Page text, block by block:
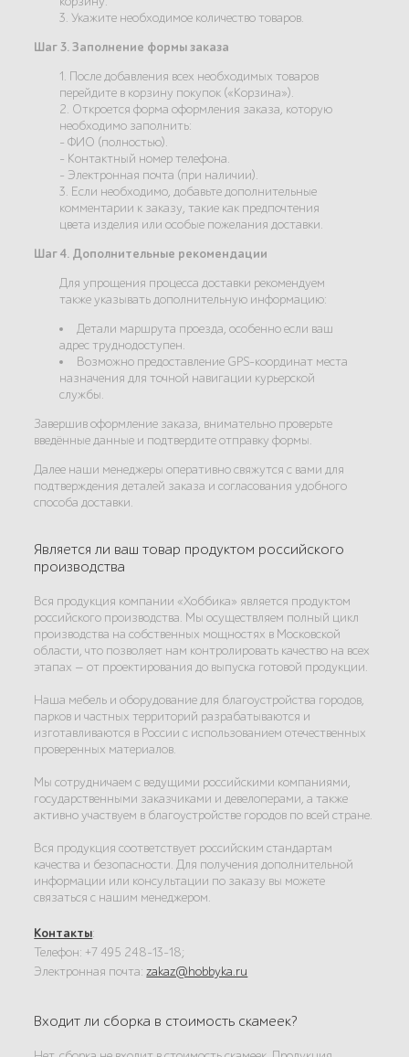
3. Укажите необходимое количество товаров.
Шаг 3. Заполнение формы заказа
1. После добавления всех необходимых товаров
перейдите в корзину покупок («Корзина»).
2. Откроется форма оформления заказа, которую
необходимо заполнить:
- ФИО (полностью).
- Контактный номер телефона.
- Электронная почта (при наличии).
3. Если необходимо, добавьте дополнительные
комментарии к заказу, такие как предпочтения
цвета изделия или особые пожелания доставки.
Шаг 4. Дополнительные рекомендации
Для упрощения процесса доставки рекомендуем
также указывать дополнительную информацию:
Детали маршрута проезда, особенно если ваш
адрес труднодоступен.
Возможно предоставление GPS-координат места
назначения для точной навигации курьерской
службы.
Завершив оформление заказа, внимательно проверьте
введённые данные и подтвердите отправку формы.
Далее наши менеджеры оперативно свяжутся с вами для
подтверждения деталей заказа и согласования удобного
способа доставки.
Является ли ваш товар продуктом российского
производства
Вся продукция компании «Хоббика» является продуктом
российского производства. Мы осуществляем полный цикл
производства на собственных мощностях в Московской
области, что позволяет нам контролировать качество на всех
этапах — от проектирования до выпуска готовой продукции.
Наша мебель и оборудование для благоустройства городов,
парков и частных территорий разрабатываются и
изготавливаются в России с использованием отечественных
проверенных материалов.
Мы сотрудничаем с ведущими российскими компаниями,
государственными заказчиками и девелоперами, а также
активно участвуем в благоустройстве городов по всей стране.
Вся продукция соответствует российским стандартам
качества и безопасности. Для получения дополнительной
информации или консультации по заказу вы можете
связаться с нашим менеджером.
Контакты:
Телефон: +7 495 248-13-18;
Электронная почта:zakaz@hobbyka.ru
Входит ли сборка в стоимость скамеек?